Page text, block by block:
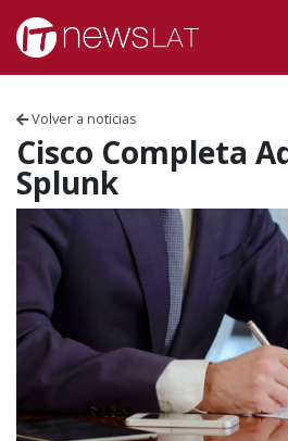
Skip to content
Volver a noticias
Cisco Completa
Splunk
PERÚ
CHILE
MÉXICO